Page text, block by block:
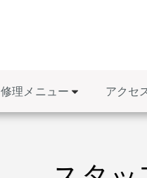
修理メニュー アクセ